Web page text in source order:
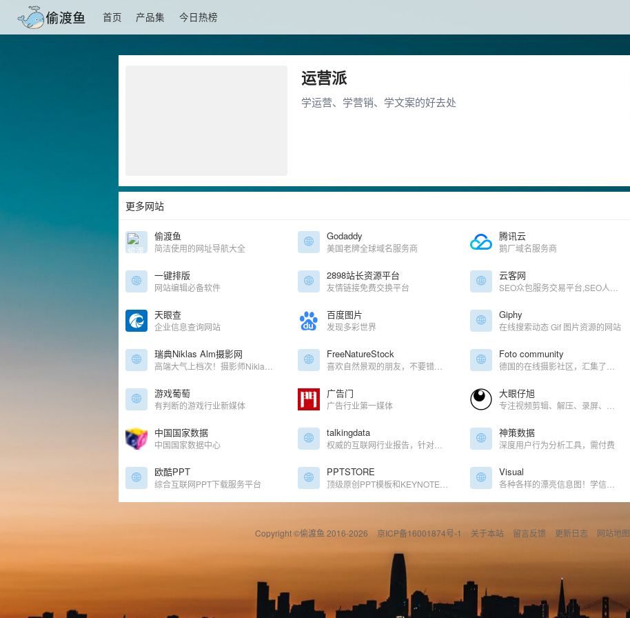
首页 产品集 今日热榜
运营派
学运营、学营销、学文案的好去处
更多网站
偷渡鱼
简洁使用的网址导航大全
Godaddy
美国老牌全球域名服务商
腾讯云
鹅厂域名服务商
一键排版
网站编辑必备软件
2898站长资源平台
友情链接免费交换平台
云客网
天眼查
企业信息查询网站
百度图片
发现多彩世界
Giphy
在线搜索动态 Gif 图片资源的网站
瑞典Niklas Alm摄影网 FreeNatureStock Foto community
游戏葡萄
有判断的游戏行业新媒体
广告门
广告行业第一媒体
大眼仔旭
中国国家数据
中国国家数据中心
talkingdata 神策数据
深度用户行为分析工具，需付费
欧酷PPT
综合互联网PPT下载服务平台
PPTSTORE Visual
Copyright ©偷渡鱼 2016-2026 京ICP备16001874号-1 关于本站 留言反馈 更新日志 网站地图